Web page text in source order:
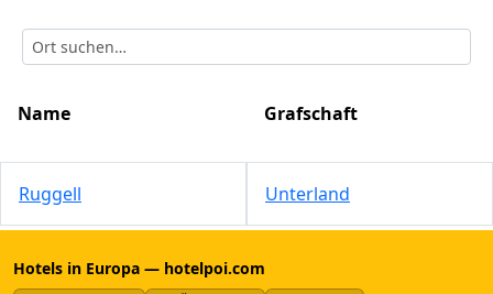
Name Grafschaft
Ruggell Unterland
Hotels in Europa — hotelpoi.com